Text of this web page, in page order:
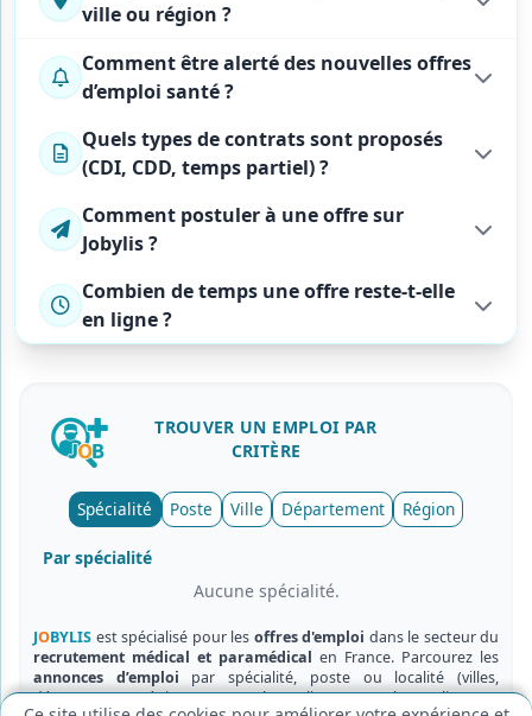
ville ou région ?
Comment être alerté des nouvelles offres
d’emploi santé ?
Quels types de contrats sont proposés
(CDI, CDD, temps partiel) ?
Comment postuler à une offre sur
Jobylis ?
Combien de temps une offre reste-t-elle
en ligne ?
Cookies fonctionnels (obligatoires)
Nécessaires au bon fonctionnement du site.
Nous aident à améliorer le site via des statistiques
anonymes.
Enregistrer Annuler
TROUVER UN EMPLOI PAR
CRITÈRE
Spécialité Poste Ville Département Région
Par spécialité
Aucune spécialité.
JOBYLIS est spécialisé pour les offres d'emploi dans le secteur du
recrutement médical et paramédical en France. Parcourez les
annonces d’emploi par spécialité, poste ou localité (villes,
départements, régions) et postulez en ligne en quelques clics.